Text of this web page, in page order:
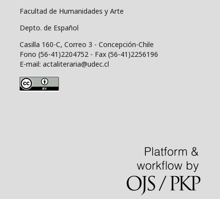
Facultad de Humanidades y Arte
Depto. de Español
Casilla 160-C, Correo 3 - Concepción-Chile
Fono (56-41)2204752 - Fax (56-41)2256196
E-mail: actaliteraria@udec.cl